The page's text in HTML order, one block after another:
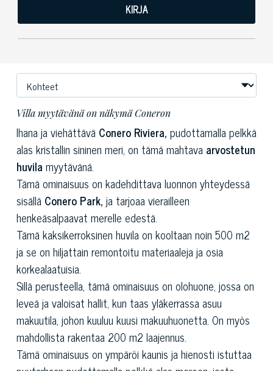
KIRJA
Villa myytävänä on näkymä Coneron
Ihana ja viehättävä Conero Riviera, pudottamalla pelkkä
alas kristallin sininen meri, on tämä mahtava arvostetun
huvila myytävänä.
Tämä ominaisuus on kadehdittava luonnon yhteydessä
sisällä Conero Park, ja tarjoaa vierailleen
henkeäsalpaavat merelle edestä.
Tämä kaksikerroksinen huvila on kooltaan noin 500 m2
ja se on hiljattain remontoitu materiaaleja ja osia
korkealaatuisia.
Sillä perusteella, tämä ominaisuus on olohuone, jossa on
leveä ja valoisat hallit, kun taas yläkerrassa asuu
makuutila, johon kuuluu kuusi makuuhuonetta. On myös
mahdollista rakentaa 200 m2 laajennus.
Tämä ominaisuus on ympäröi kaunis ja hienosti istuttaa